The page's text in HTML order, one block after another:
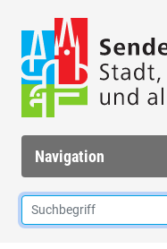
Navigation